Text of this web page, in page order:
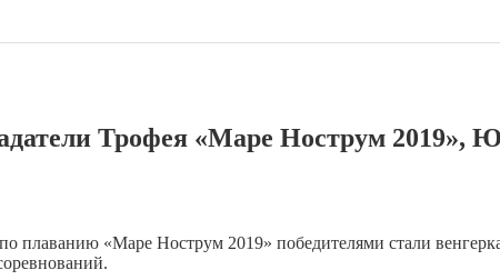
Трофея «Маре Нострум 2019»,
по плаванию «Маре Нострум 2019» победителями стали